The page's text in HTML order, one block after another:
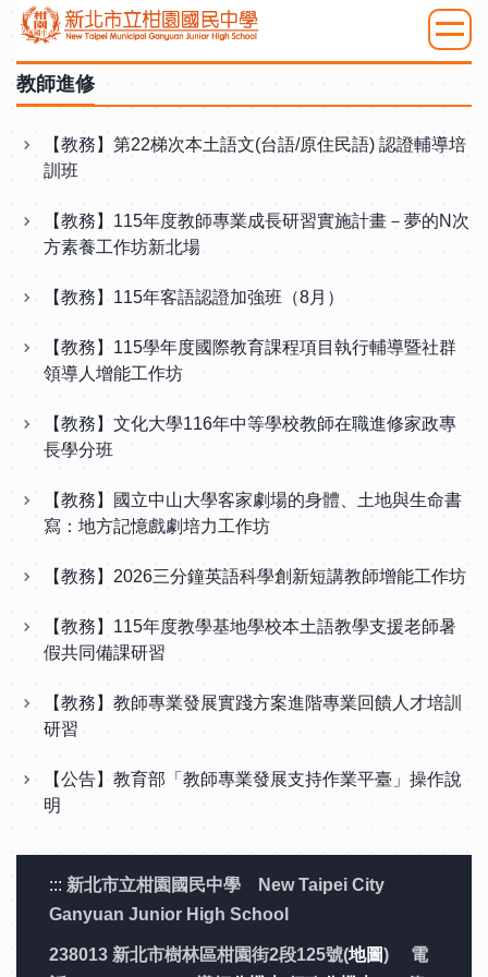
跳
主
要
內
教師進修
【教務】第22梯次本土語文(台語/原住民語) 認證輔導培
訓班
【教務】115年度教師專業成長研習實施計畫－夢的N次
方素養工作坊新北場
【教務】115年客語認證加強班（8月）
【教務】115學年度國際教育課程項目執行輔導暨社群
領導人增能工作坊
【教務】文化大學116年中等學校教師在職進修家政專
長學分班
【教務】國立中山大學客家劇場的身體、土地與生命書
寫：地方記憶戲劇培力工作坊
【教務】2026三分鐘英語科學創新短講教師增能工作坊
【教務】115年度教學基地學校本土語教學支援老師暑
假共同備課研習
【教務】教師專業發展實踐方案進階專業回饋人才培訓
研習
【公告】教育部「教師專業發展支持作業平臺」操作說
明
::: 新北市立柑園國民中學 New Taipei City
Ganyuan Junior High School
238013 新北市樹林區柑園街2段125號(地圖) 電